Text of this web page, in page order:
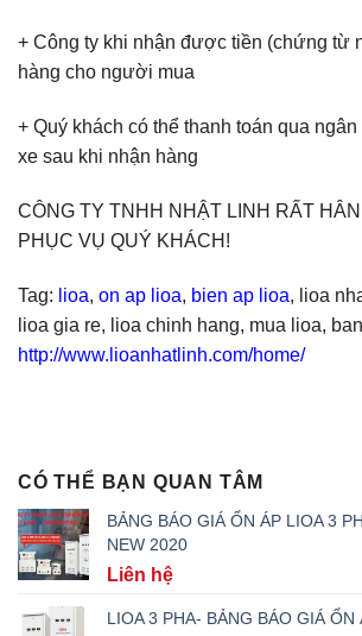
+ Công ty khi nhận được tiền (chứng từ
hàng cho người mua
+ Quý khách có thể thanh toán qua
xe sau khi nhận hàng
CÔNG TY TNHH NHẬT LINH RẤT
PHỤC VỤ QUÝ KHÁCH!
Tag: lioa, on ap lioa, bien ap lioa, lioa
lioa gia re, lioa chinh hang, mua lioa,
http://www.lioanhatlinh.com/home/
CÓ THỂ BẠN QUAN TÂM
BẢNG BÁO GIÁ ỔN ÁP LIOA 3
NEW 2020
Liên hệ
LIOA 3 PHA- BẢNG BÁO GIÁ ỔN